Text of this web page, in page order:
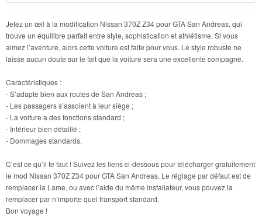
Jetez un œil à la modification Nissan 370Z Z34 pour GTA San Andreas, qui
trouve un équilibre parfait entre style, sophistication et athlétisme. Si vous
aimez l’aventure, alors cette voiture est faite pour vous. Le style robuste ne
laisse aucun doute sur le fait que la voiture sera une excellente compagne.
Caractéristiques :
- S’adapte bien aux routes de San Andreas ;
- Les passagers s’assoient à leur siège ;
- La voiture a des fonctions standard ;
- Intérieur bien détaillé ;
- Dommages standards.
C’est ce qu’il te faut ! Suivez les liens ci-dessous pour télécharger gratuitement
le mod Nissan 370Z Z34 pour GTA San Andreas. Le réglage par défaut est de
remplacer la Lame, ou avec l’aide du même installateur, vous pouvez la
remplacer par n’importe quel transport standard.
Bon voyage !